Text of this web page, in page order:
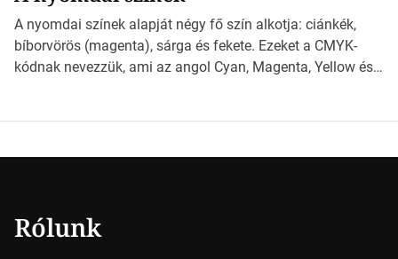
világába kalauzolunk el téged, hogy jobban megértsd,
milyen szempontok alapján érdemes választanod a
jövőben. Bevezetés a papírméretek világába A […]
A nyomdai színek alapját négy fő szín alkotja: ciánkék,
bíborvörös (magenta), sárga és fekete. Ezeket a CMYK-
kódnak nevezzük, ami az angol Cyan, Magenta, Yellow és
Rólunk